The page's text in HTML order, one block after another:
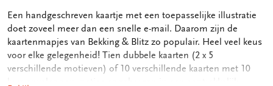
OMSCHRIJVING
Een handgeschreven kaartje met een toepasselijke illustratie
doet zoveel meer dan een snelle e-mail. Daarom zijn de
kaartenmapjes van Bekking & Blitz zo populair. Heel veel keus
voor elke gelegenheid! Tien dubbele kaarten (2 x 5
verschillende motieven) of 10 verschillende kaarten met 10